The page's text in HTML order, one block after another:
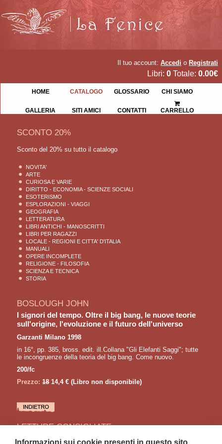
Il tuo account: Accedi o Registrati
Libri: 0 Totale: 0.00€
HOME CATALOGO GLOSSARIO CHI SIAMO
GALLERIA SITI AMICI CONTATTI CARRELLO
SCONTO 20%
Sconto del 20% su tutto il catalogo
NOVITA'
ARTE
CURIOSA E VARIE
DIRITTO - ECONOMIA - SCIENZE SOCIALI
ESOTERISMO
ESPLORAZIONI - VIAGGI
GEOGRAFIA
LETTERATURA
LIBRI ANTICHI - MANOSCRITTI
LIBRI PER RAGAZZI
LOCALE - REGIONI E CITTA' D'ITALIA
MANUALI
OPERE INCOMPLETE
RELIGIONE - FILOSOFIA
SCIENZA E TECNICA
STORIA
BOSLOUGH JOHN
I signori del tempo. Oltre il big bang, le nuove teorie
sull'origine, l'evoluzione e il futuro dell'universo
Garzanti Milano 1998
in 16°, pp. 385, bross. edit. ill.Collana "Gli Elefanti Saggi"; tutte
le incongruenze della teoria del big bang. Come nuovo.
200/fc
Prezzo: 1814,4 € (Libro non disponibile)
LETTURE CONSIGLIATE
GAUDIO Francisci Maria
Informazioni sui cookie presenti in questo sito